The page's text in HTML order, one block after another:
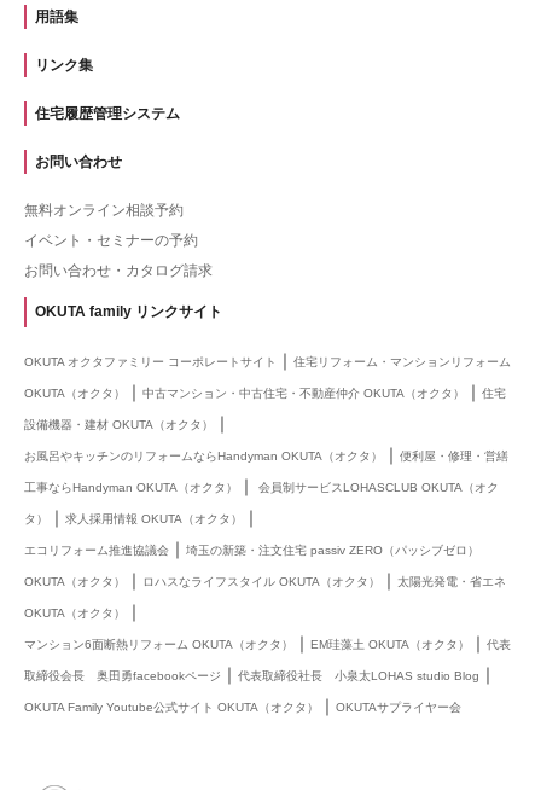
用語集
リンク集
住宅履歴管理システム
お問い合わせ
無料オンライン相談予約
イベント・セミナーの予約
お問い合わせ・カタログ請求
OKUTA family リンクサイト
OKUTA オクタファミリー コーポレートサイト ｜ 住宅リフォーム・マンションリフォーム
OKUTA（オクタ） ｜ 中古マンション・中古住宅・不動産仲介 OKUTA（オクタ） ｜ 住宅
設備機器・建材 OKUTA（オクタ） ｜
お風呂やキッチンのリフォームならHandyman OKUTA（オクタ） ｜ 便利屋・修理・営繕
工事ならHandyman OKUTA（オクタ） ｜ 会員制サービスLOHASCLUB OKUTA（オク
タ） ｜ 求人採用情報 OKUTA（オクタ） ｜
エコリフォーム推進協議会 ｜ 埼玉の新築・注文住宅 passiv ZERO（パッシブゼロ）
OKUTA（オクタ） ｜ ロハスなライフスタイル OKUTA（オクタ） ｜ 太陽光発電・省エネ
OKUTA（オクタ） ｜
マンション6面断熱リフォーム OKUTA（オクタ） ｜ EM珪藻土 OKUTA（オクタ） ｜ 代表
取締役会長 奥田勇facebookページ ｜ 代表取締役社長 小泉太LOHAS studio Blog ｜
OKUTA Family Youtube公式サイト OKUTA（オクタ） ｜ OKUTAサプライヤー会